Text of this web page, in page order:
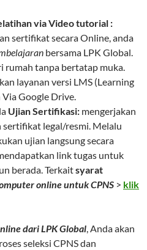
via Video tutorial :
sertifikat secara Online, anda
bersama LPK Global.
rumah tanpa bertatap muka.
layanan versi LMS (Learning
Google Drive.
Ujian Sertifikasi: mengerjakan
legal/resmi. Melalu
ujian langsung secara
link tugas untuk
berada. Terkaitsyarat
online untuk CPNS > klik
dari LPK Global, Anda akan
seleksi CPNS dan